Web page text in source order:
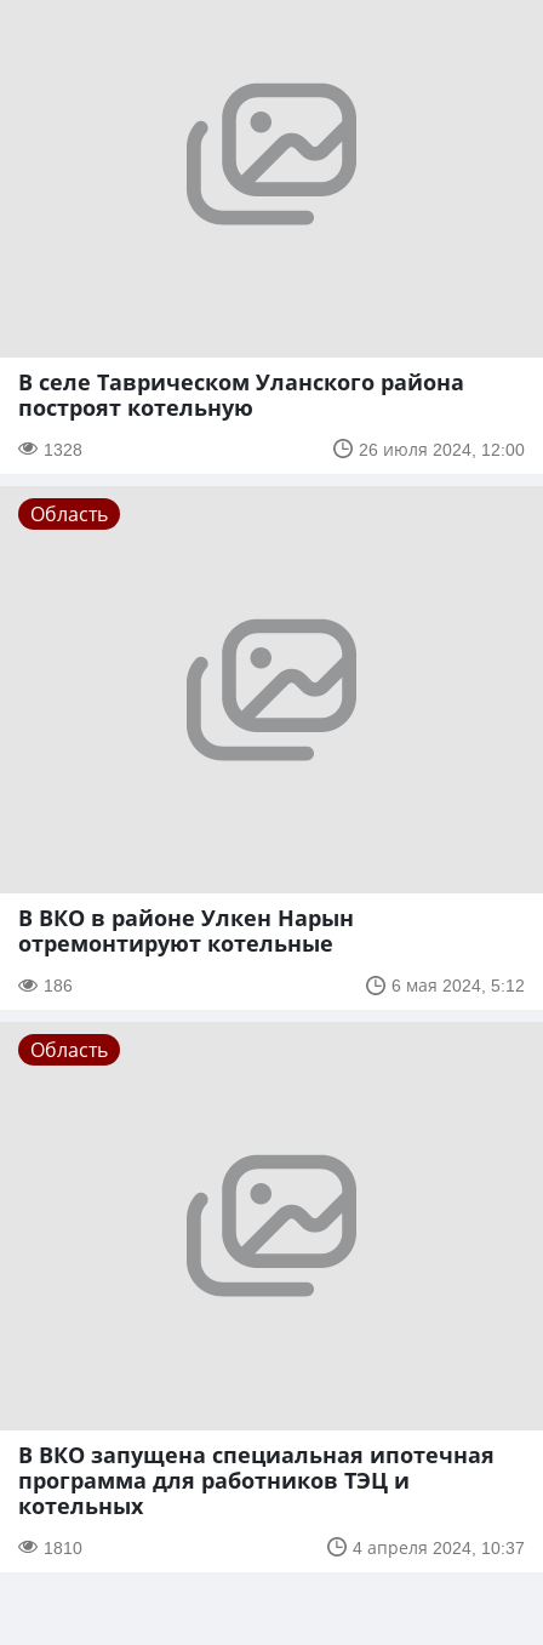
В селе Таврическом Уланского района
построят котельную
1328 26 июля 2024, 12:00
Область
В ВКО в районе Улкен Нарын
отремонтируют котельные
186 6 мая 2024, 5:12
Область
В ВКО запущена специальная ипотечная
программа для работников ТЭЦ и
котельных
1810 4 апреля 2024, 10:37